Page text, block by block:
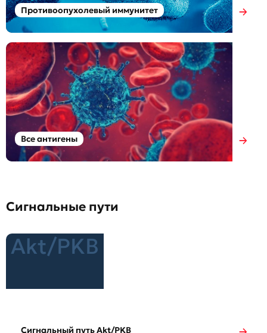
Противоопухолевый иммунитет
Все антигены
Сигнальные пути
Akt/PKB
Сигнальный путь Akt/PKB